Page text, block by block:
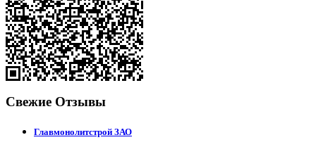
Свежие Отзывы
Главмонолитстрой ЗАО